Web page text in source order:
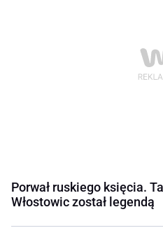
Porwał ruskiego księcia.
Włostowic został legendą